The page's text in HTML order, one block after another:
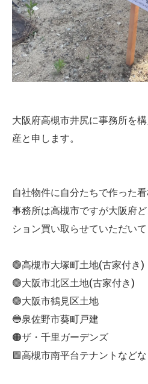
大阪府高槻市井尻に事務所を
産と申します。
自社物件に自分たちで作った
事務所は高槻市ですが大阪府
ション買い取らせていただいて
🟢高槻市大塚町土地(古家付き)
🟢大阪市北区土地(古家付き)
🟢大阪市鶴見区土地
🔵泉佐野市葵町戸建
🟠ザ・千里ガーデンズ
🟪高槻市南平台テナントなどな